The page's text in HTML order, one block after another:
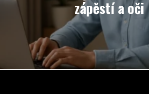
zápěstí a oči